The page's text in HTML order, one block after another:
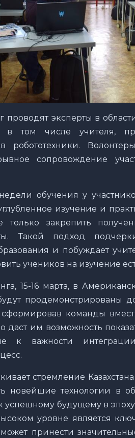
проводят эксперты в
в том числе учителя,
робототехники.
сопровождение
обучения у
изучение и
закрепить
Такой подход
и побуждает
учеников на изучение
15-16 марта, в
продемонстрированы
сформировав команды
даст им возможность
к важности
стремление
новейшие технологии в
успешному будущему в
уровне является
может принести